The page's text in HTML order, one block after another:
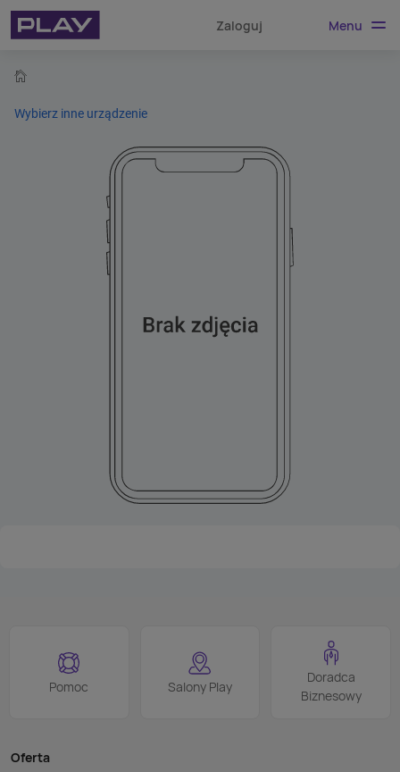
Zaloguj Menu
Wybierz inne urządzenie
Pomoc Salony Play
Doradca
Biznesowy
Oferta